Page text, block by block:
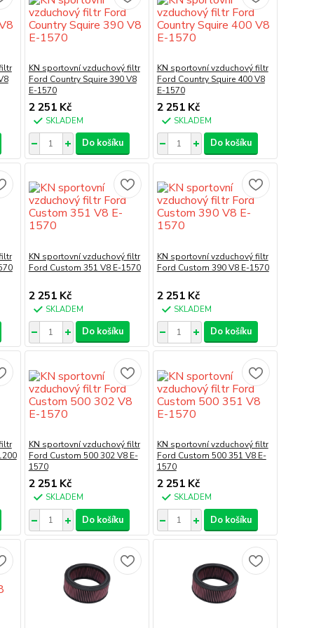
KN sportovní vzduchový filtr
Ford Country Squire 390 V8
E-1570
2 251 Kč
SKLADEM
Do košíku
KN sportovní vzduchový filtr
Ford Country Squire 400 V8
E-1570
2 251 Kč
SKLADEM
Do košíku
KN sportovní vzduchový filtr
Ford Custom 351 V8 E-1570
2 251 Kč
SKLADEM
Do košíku
KN sportovní vzduchový filtr
Ford Custom 390 V8 E-1570
2 251 Kč
SKLADEM
Do košíku
KN sportovní vzduchový filtr
Ford Custom 500 302 V8 E-
1570
2 251 Kč
SKLADEM
Do košíku
KN sportovní vzduchový filtr
Ford Custom 500 351 V8 E-
1570
2 251 Kč
SKLADEM
Do košíku